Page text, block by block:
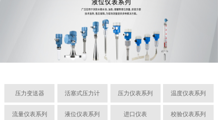
压力变送器 活塞式压力计 压力仪表系列 温度仪表系列
流量仪表系列 液位仪表系列 进口仪表 校验仪表系列